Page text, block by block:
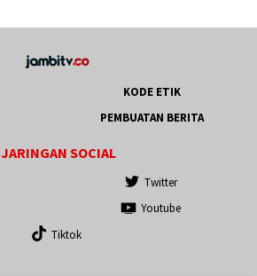
KODE ETIK
PEMBUATAN BERITA
JARINGAN SOCIAL
Twitter
Youtube
Tiktok